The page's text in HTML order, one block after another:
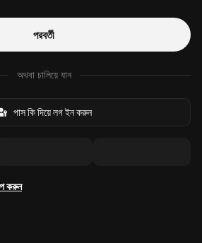
পরবর্তী
অথবা চালিয়ে যান
পাস কি দিয়ে লগ ইন করুন
করুন